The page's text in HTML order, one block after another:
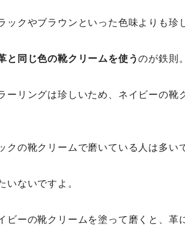
ックやブラウンといった色味よりも珍
と同じ色の靴クリームを使うのが鉄則。
ーリングは珍しいため、ネイビーの靴
クの靴クリームで磨いている人は多い
いないですよ。
ビーの靴クリームを塗って磨くと、革